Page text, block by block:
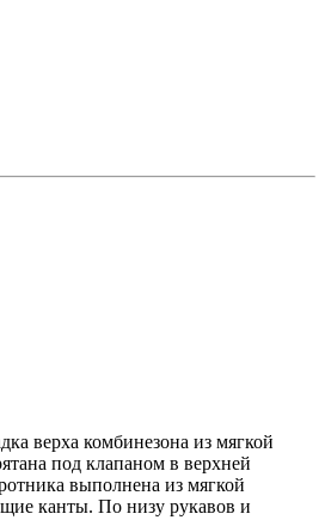
верха комбинезона из мягкой
под клапаном в верхней
выполнена из мягкой
канты. По низу рукавов и